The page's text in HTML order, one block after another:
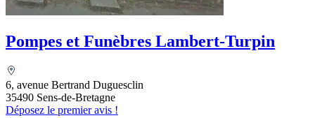
Pompes et Funèbres Lambert-Turpin
6, avenue Bertrand Duguesclin
35490 Sens-de-Bretagne
Déposez le premier avis !